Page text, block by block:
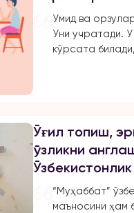
сўзларни
олдига учта қиз
Умид ва
Уни учратади.
кўрсата
гўзал оила
бир-бирига
қила бошлайди,
бўлишидан
асабийлашади.
дугоналарини
Ўғил топиш,
ўзликни
ҳикояси
“Муҳаббат”
маъносини ҳам